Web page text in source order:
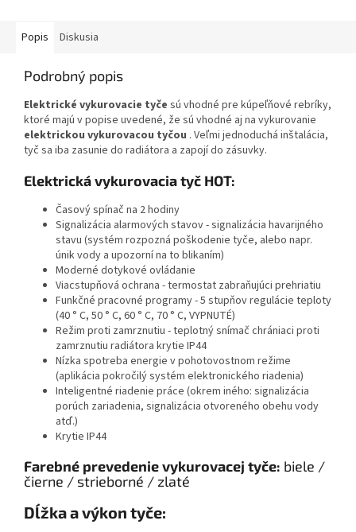
Popis Diskusia
Podrobný popis
Elektrické vykurovacie tyče sú vhodné pre kúpeľňové rebríky,
ktoré majú v popise uvedené, že sú vhodné aj na vykurovanie
elektrickou vykurovacou tyčou . Veľmi jednoduchá inštalácia,
tyč sa iba zasunie do radiátora a zapojí do zásuvky.
Elektrická vykurovacia tyč HOT:
Časový spínač na 2 hodiny
Signalizácia alarmových stavov - signalizácia havarijného
stavu (systém rozpozná poškodenie tyče, alebo napr.
únik vody a upozorní na to blikaním)
Moderné dotykové ovládanie
Viacstupňová ochrana - termostat zabraňujúci prehriatiu
Funkčné pracovné programy - 5 stupňov regulácie teploty
(40 ° C, 50 ° C, 60 ° C, 70 ° C, VYPNUTÉ)
Režim proti zamrznutiu - teplotný snímač chrániaci proti
zamrznutiu radiátora krytie IP44
Nízka spotreba energie v pohotovostnom režime
(aplikácia pokročilý systém elektronického riadenia)
Inteligentné riadenie práce (okrem iného: signalizácia
porúch zariadenia, signalizácia otvoreného obehu vody
atď.)
Krytie IP44
Farebné prevedenie vykurovacej tyče: biele /
čierne / strieborné / zlaté
Dĺžka a výkon tyče: